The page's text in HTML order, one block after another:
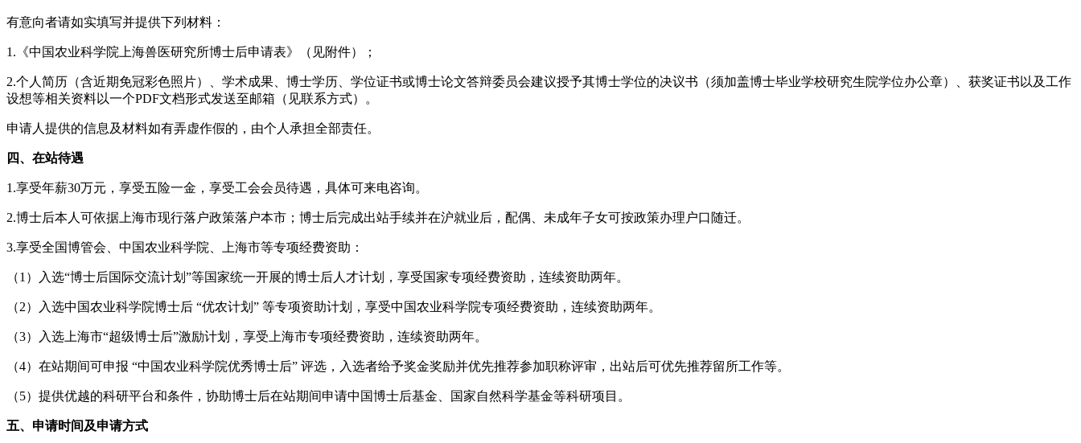
有意向者请如实填写并提供下列材料：
1.《中国农业科学院上海兽医研究所博士后申请表》（见附件）；
2.个人简历（含近期免冠彩色照片）、学术成果、博士学历、学位证书或博士论文答辩委员会建议授予其博士学位的决议书（须加盖博士毕业学校研究生院学位办公章）、获奖证书以及工作
设想等相关资料以一个PDF文档形式发送至邮箱（见联系方式）。
申请人提供的信息及材料如有弄虚作假的，由个人承担全部责任。
四、在站待遇
1.享受年薪30万元，享受五险一金，享受工会会员待遇，具体可来电咨询。
2.博士后本人可依据上海市现行落户政策落户本市；博士后完成出站手续并在沪就业后，配偶、未成年子女可按政策办理户口随迁。
3.享受全国博管会、中国农业科学院、上海市等专项经费资助：
（1）入选“博士后国际交流计划”等国家统一开展的博士后人才计划，享受国家专项经费资助，连续资助两年。
（2）入选中国农业科学院博士后 “优农计划” 等专项资助计划，享受中国农业科学院专项经费资助，连续资助两年。
（3）入选上海市“超级博士后”激励计划，享受上海市专项经费资助，连续资助两年。
（4）在站期间可申报 “中国农业科学院优秀博士后” 评选，入选者给予奖金奖励并优先推荐参加职称评审，出站后可优先推荐留所工作等。
（5）提供优越的科研平台和条件，协助博士后在站期间申请中国博士后基金、国家自然科学基金等科研项目。
五、申请时间及申请方式